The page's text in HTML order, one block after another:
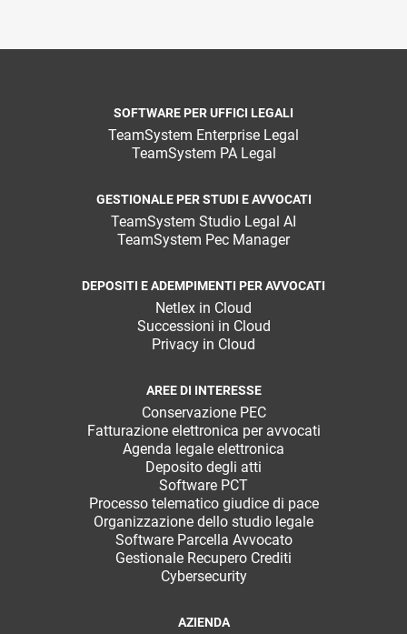
SOFTWARE PER UFFICI LEGALI
TeamSystem Enterprise Legal
TeamSystem PA Legal
GESTIONALE PER STUDI E AVVOCATI
TeamSystem Studio Legal AI
TeamSystem Pec Manager
DEPOSITI E ADEMPIMENTI PER AVVOCATI
Netlex in Cloud
Successioni in Cloud
Privacy in Cloud
AREE DI INTERESSE
Conservazione PEC
Fatturazione elettronica per avvocati
Agenda legale elettronica
Deposito degli atti
Software PCT
Processo telematico giudice di pace
Organizzazione dello studio legale
Software Parcella Avvocato
Gestionale Recupero Crediti
Cybersecurity
AZIENDA